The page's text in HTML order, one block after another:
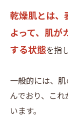
乾燥肌とは、
よって、肌が
する状態を指
一般的には、
んでおり、こ
います。